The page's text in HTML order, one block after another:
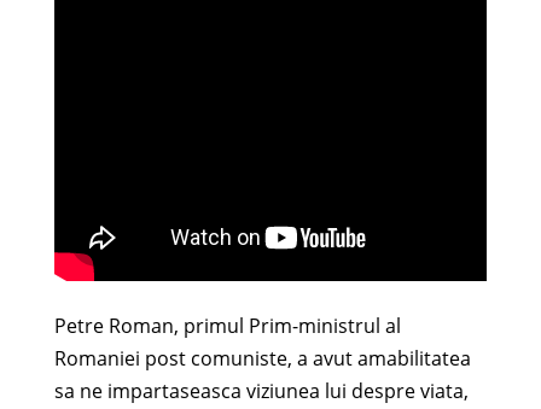
Petre Roman, primul Prim-ministrul al
Romaniei post comuniste, a avut amabilitatea
sa ne impartaseasca viziunea lui despre viata,